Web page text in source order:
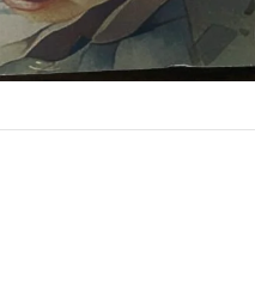
Click to enlarge